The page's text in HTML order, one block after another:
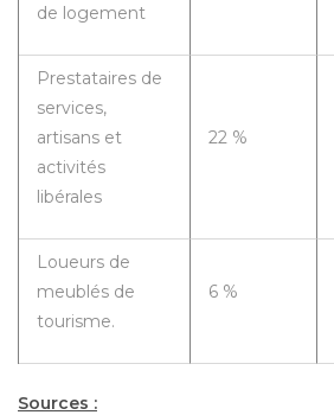
de logement
Prestataires de
services,
artisans et
activités
libérales
22 %
Loueurs de
meublés de
tourisme.
6 %
Sources :